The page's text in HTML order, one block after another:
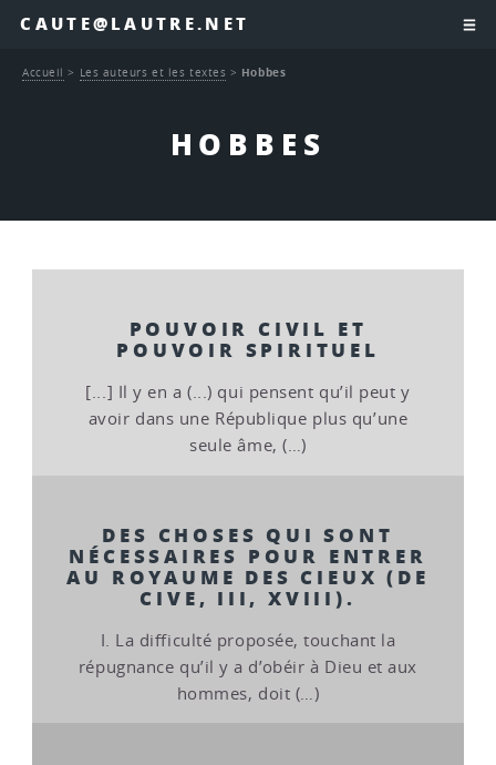
CAUTE@LAUTRE.NET
HOBBES
Accueil > Les auteurs et les textes > Hobbes
POUVOIR CIVIL ET
POUVOIR SPIRITUEL
[...] Il y en a (...) qui pensent qu’il peut y
avoir dans une République plus qu’une
seule âme, (…)
DES CHOSES QUI SONT
NÉCESSAIRES POUR ENTRER
AU ROYAUME DES CIEUX (DE
CIVE, III, XVIII).
I. La difficulté proposée, touchant la
répugnance qu’il y a d’obéir à Dieu et aux
hommes, doit (…)